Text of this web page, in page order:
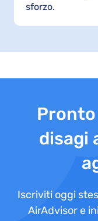
sforzo.
disagi
Iscriviti oggi
AirAdvisor e